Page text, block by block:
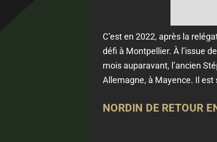
C’est en 2022, après la
défi à Montpellier. À l’issue
mois auparavant, l’ancien
Allemagne, à Mayence. Il est
NORDIN DE RETOUR